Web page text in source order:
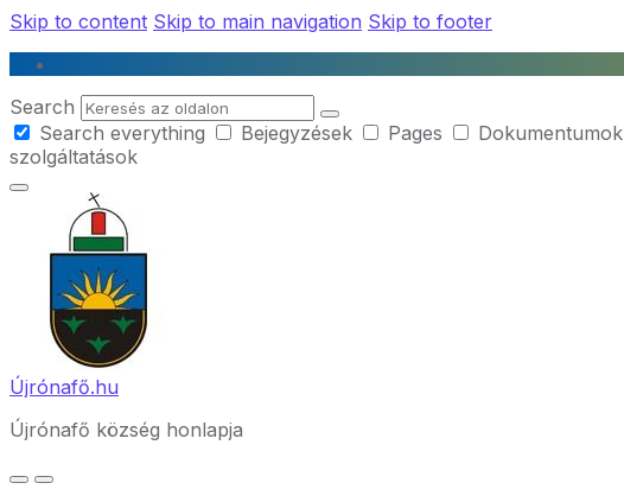
Skip to content Skip to main navigation Skip to footer
Search
Search everything
Bejegyzések Pages Dokumentumok
szolgáltatások
Újrónafő.hu
Újrónafő község honlapja